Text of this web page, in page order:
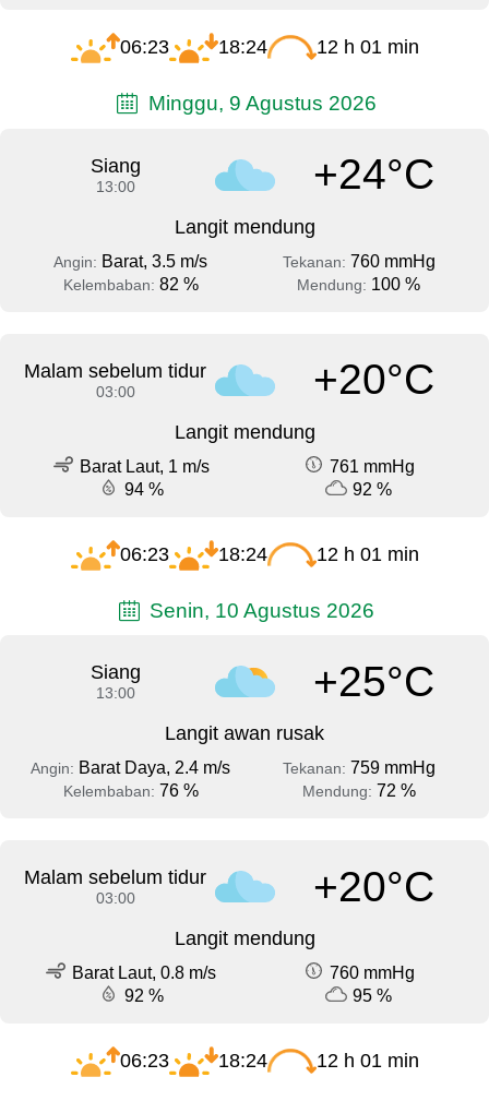
06:23 18:24 12 h 01 min
Minggu, 9 Agustus 2026
Siang
13:00 +24°C
Langit mendung
Angin: Barat, 3.5 m/s Tekanan: 760 mmHg
Kelembaban: 82 % Mendung: 100 %
Malam sebelum tidur
03:00 +20°C
Langit mendung
Barat Laut, 1 m/s
761 mmHg
94 %
92 %
06:23 18:24 12 h 01 min
Senin, 10 Agustus 2026
Siang
13:00 +25°C
Langit awan rusak
Angin: Barat Daya, 2.4 m/s Tekanan: 759 mmHg
Kelembaban: 76 % Mendung: 72 %
Malam sebelum tidur
03:00 +20°C
Langit mendung
Barat Laut, 0.8 m/s
760 mmHg
92 %
95 %
06:23 18:24 12 h 01 min